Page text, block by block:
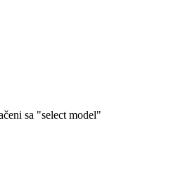
sa "select model"